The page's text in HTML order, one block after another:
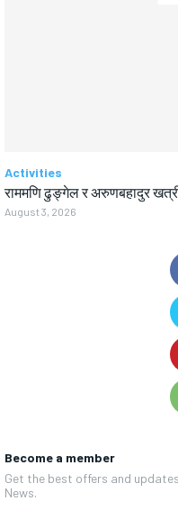
Become a member
Get the best offers and
News.
Activities
राममणि ढुङ्गेल र अरुणबहादुर खत्री
August 3, 2026